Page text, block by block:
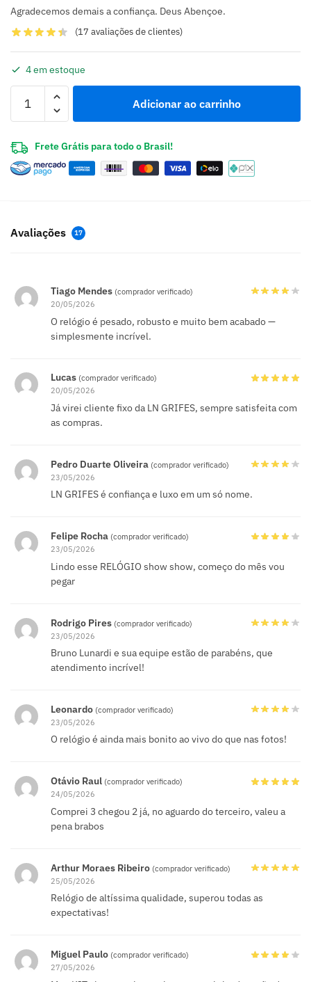
Agradecemos demais a confiança. Deus Abençoe.
(17 avaliações de clientes)
4 em estoque
Adicionar ao carrinho
Frete Grátis para todo o Brasil!
Avaliações 17
Tiago Mendes (comprador verificado)
20/05/2026
O relógio é pesado, robusto e muito bem acabado —
simplesmente incrível.
Lucas (comprador verificado)
20/05/2026
Já virei cliente fixo da LN GRIFES, sempre satisfeita com
as compras.
Pedro Duarte Oliveira (comprador verificado)
23/05/2026
LN GRIFES é confiança e luxo em um só nome.
Felipe Rocha (comprador verificado)
23/05/2026
Lindo esse RELÓGIO show show, começo do mês vou
pegar
Rodrigo Pires (comprador verificado)
23/05/2026
Bruno Lunardi e sua equipe estão de parabéns, que
atendimento incrível!
Leonardo (comprador verificado)
23/05/2026
O relógio é ainda mais bonito ao vivo do que nas fotos!
Otávio Raul (comprador verificado)
24/05/2026
Comprei 3 chegou 2 já, no aguardo do terceiro, valeu a
pena brabos
Arthur Moraes Ribeiro (comprador verificado)
25/05/2026
Relógio de altíssima qualidade, superou todas as
expectativas!
Miguel Paulo (comprador verificado)
27/05/2026